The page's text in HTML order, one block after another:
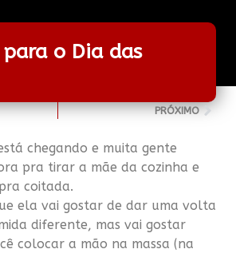
para o Dia das
PRÓXIMO
chegando e muita gente
pra tirar a mãe da cozinha e
coitada.
ela vai gostar de dar uma volta
diferente, mas vai gostar
colocar a mão na massa (na